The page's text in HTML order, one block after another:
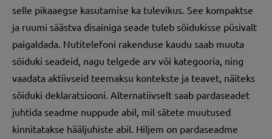
selle pikaaegse kasutamise ka tulevikus. See kompaktse
ja ruumi säästva disainiga seade tuleb sõidukisse püsivalt
paigaldada. Nutitelefoni rakenduse kaudu saab muuta
sõiduki seadeid, nagu telgede arv või kategooria, ning
vaadata aktiivseid teemaksu kontekste ja teavet, näiteks
sõiduki deklaratsiooni. Alternatiivselt saab pardaseadet
juhtida seadme nuppude abil, mil sätete muutused
kinnitatakse hääljuhiste abil. Hiljem on pardaseadme